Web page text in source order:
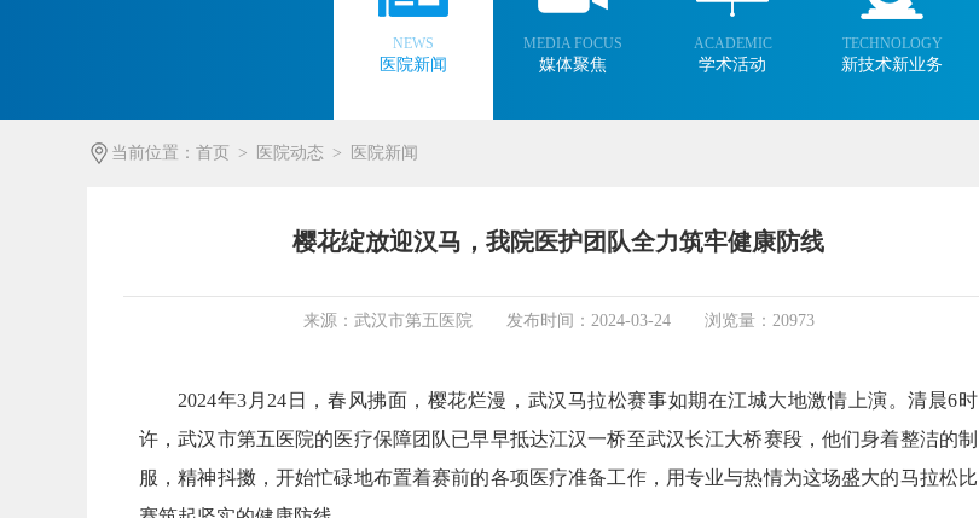
NEWS
医院新闻
MEDIA FOCUS
媒体聚焦
ACADEMIC
学术活动
TECHNOLOGY
新技术新业务
当前位置： 首页 > 医院动态 > 医院新闻
樱花绽放迎汉马，我院医护团队全力筑牢健康防线
来源：武汉市第五医院 发布时间：2024-03-24 浏览量：20973
2024年3月24日，春风拂面，樱花烂漫，武汉马拉松赛事如期在江城大地激情上演。清晨6时
许，武汉市第五医院的医疗保障团队已早早抵达江汉一桥至武汉长江大桥赛段，他们身着整洁的制
服，精神抖擞，开始忙碌地布置着赛前的各项医疗准备工作，用专业与热情为这场盛大的马拉松比